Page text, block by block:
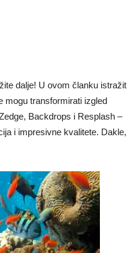
dalje! U ovom članku istražit
mogu transformirati izgled
Backdrops i Resplash –
i impresivne kvalitete. Dakle,